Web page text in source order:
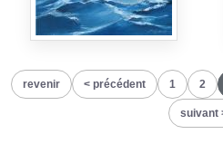
revenir précédent 1 2
suivant